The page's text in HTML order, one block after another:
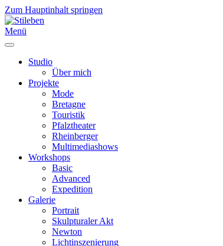
Zum Hauptinhalt springen
Menü
Studio
Über mich
Projekte
Mode
Bretagne
Touristik
Pfalztheater
Rheinberger
Multimediashows
Workshops
Basic
Advanced
Expedition
Galerie
Portrait
Skulpturaler Akt
Newton
Lichtinszenierung